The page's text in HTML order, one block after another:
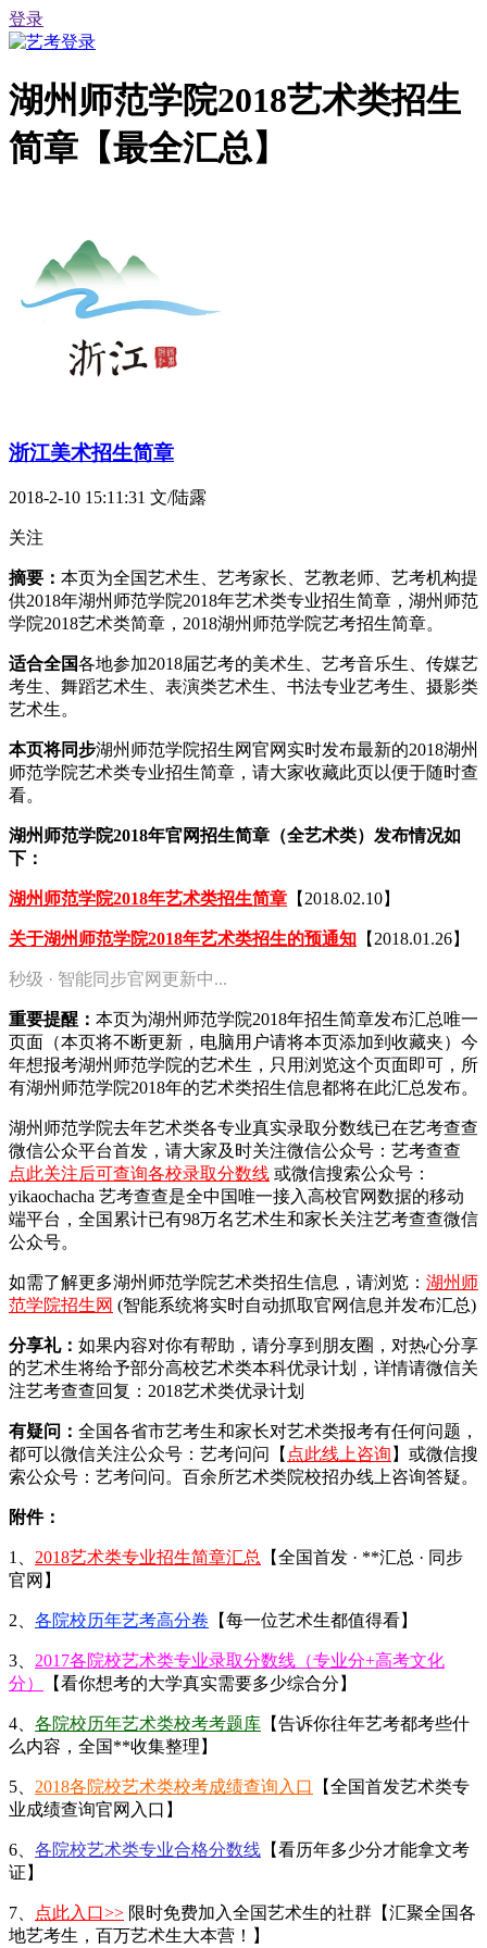
登录
湖州师范学院2018艺术类招生
简章【最全汇总】
浙江美术招生简章
2018-2-10 15:11:31 文/陆露
关注
摘要： 本页为全国艺术生、艺考家长、艺教老师、艺考机构提
供2018年湖州师范学院2018年艺术类专业招生简章，湖州师范
学院2018艺术类简章，2018湖州师范学院艺考招生简章。
适合全国各地参加2018届艺考的美术生、艺考音乐生、传媒艺
考生、舞蹈艺术生、表演类艺术生、书法专业艺考生、摄影类
艺术生。
本页将同步湖州师范学院招生网官网实时发布最新的2018湖州
师范学院艺术类专业招生简章，请大家收藏此页以便于随时查
看。
湖州师范学院2018年官网招生简章（全艺术类）发布情况如
下：
湖州师范学院2018年艺术类招生简章 【2018.02.10】
关于湖州师范学院2018年艺术类招生的预通知 【2018.01.26】
秒级 · 智能同步官网更新中...
重要提醒： 本页为湖州师范学院2018年招生简章发布汇总唯一
页面（本页将不断更新，电脑用户请将本页添加到收藏夹）今
年想报考湖州师范学院的艺术生，只用浏览这个页面即可，所
有湖州师范学院2018年的艺术类招生信息都将在此汇总发布。
湖州师范学院去年艺术类各专业真实录取分数线已在艺考查查
微信公众平台首发， 请大家及时关注微信公众号：艺考查查
点此关注后可查询各校录取分数线 或微信搜索公众号：
yikaochacha 艺考查查是全中国唯一接入高校官网数据的移动
端平台，全国累计已有98万名艺术生和家长关注艺考查查微信
公众号。
如需了解更多湖州师范学院艺术类招生信息，请浏览： 湖州师
范学院招生网 (智能系统将实时自动抓取官网信息并发布汇总)
分享礼： 如果内容对你有帮助，请分享到朋友圈，对热心分享
的艺术生将给予部分高校艺术类本科优录计划，详情请微信关
注艺考查查回复：2018艺术类优录计划
有疑问： 全国各省市艺考生和家长对艺术类报考有任何问题，
都可以微信关注公众号：艺考问问【 点此线上咨询 】或微信搜
索公众号：艺考问问。百余所艺术类院校招办线上咨询答疑。
附件：
1、 2018艺术类专业招生简章汇总
【全国首发 · **汇总 · 同步
官网】
2、 各院校历年艺考高分卷 【每一位艺术生都值得看】
3、 2017各院校艺术类专业录取分数线（专业分+高考文化
分）
【看你想考的大学真实需要多少综合分】
4、 各院校历年艺术类校考考题库 【告诉你往年艺考都考些什
么内容，全国**收集整理】
5、 2018各院校艺术类校考成绩查询入口
【全国首发艺术类专
业成绩查询官网入口】
6、 各院校艺术类专业合格分数线 【看历年多少分才能拿文考
证】
7、 点此入口>> 限时免费加入全国艺术生的社群【汇聚全国各
地艺考生，百万艺术生大本营！】